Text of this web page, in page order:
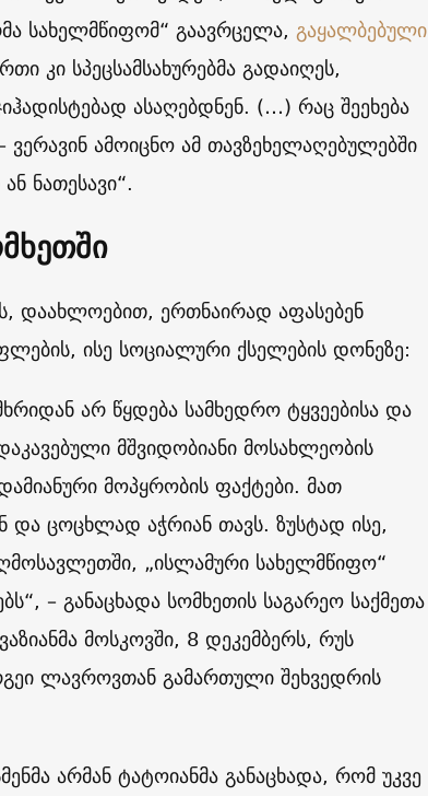
სახელმწიფომ“ გაავრცელა, გაყალბებული
კი სპეცსამსახურებმა გადაიღეს,
ასაღებდნენ. (…) რაც შეეხება
ვერავინ ამოიცნო ამ თავზეხელაღებულებში
ნათესავი“.
დაახლოებით, ერთნაირად აფასებენ
ისე სოციალური ქსელების დონეზე:
არ წყდება სამხედრო ტყვეებისა და
მშვიდობიანი მოსახლეობის
მოპყრობის ფაქტები. მათ
და ცოცხლად აჭრიან თავს. ზუსტად ისე,
„ისლამური სახელმწიფო“
– განაცხადა სომხეთის საგარეო საქმეთა
მოსკოვში, 8 დეკემბერს, რუს
ლავროვთან გამართული შეხვედრის
არმან ტატოიანმა განაცხადა, რომ უკვე